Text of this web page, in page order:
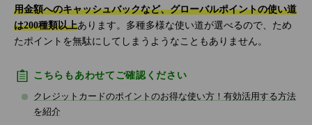
用金額へのキャッシュバックなど、グローバルポイントの使い道
は200種類以上あります。多種多様な使い道が選べるので、ため
たポイントを無駄にしてしまうようなこともありません。
こちらもあわせてご確認ください
クレジットカードのポイントのお得な使い方！有効活用する方法
を紹介